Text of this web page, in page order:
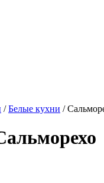
/Белые кухни /